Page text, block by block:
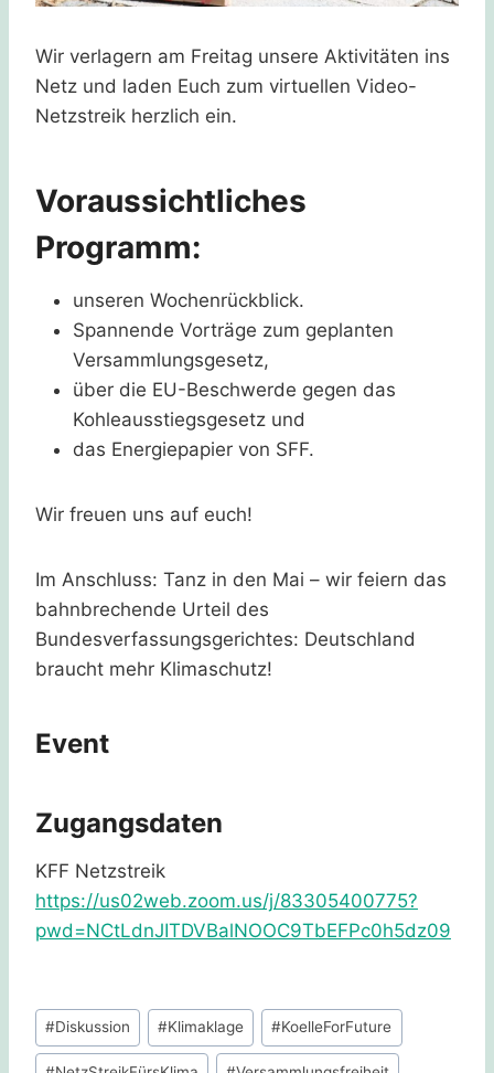
Wir verlagern am Freitag unsere Aktivitäten ins
Netz und laden Euch zum virtuellen Video-
Netzstreik herzlich ein.
Voraussichtliches
Programm:
unseren Wochenrückblick.
Spannende Vorträge zum geplanten
Versammlungsgesetz,
über die EU-Beschwerde gegen das
Kohleausstiegsgesetz und
das Energiepapier von SFF.
Wir freuen uns auf euch!
Im Anschluss: Tanz in den Mai – wir feiern das
bahnbrechende Urteil des
Bundesverfassungsgerichtes: Deutschland
braucht mehr Klimaschutz!
Event
Zugangsdaten
KFF Netzstreik
https://us02web.zoom.us/j/83305400775?
pwd=NCtLdnJITDVBalNOOC9TbEFPc0h5dz09
Schlagworte:
#Diskussion #Klimaklage #KoelleForFuture